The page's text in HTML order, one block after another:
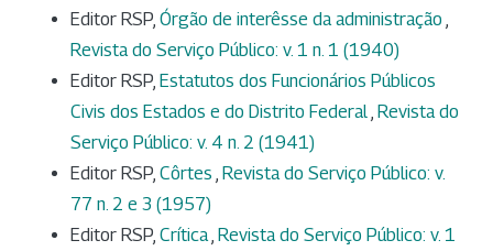
Editor RSP, Órgão de interêsse da administração ,
Revista do Serviço Público: v. 1 n. 1 (1940)
Editor RSP, Estatutos dos Funcionários Públicos
Civis dos Estados e do Distrito Federal, Revista do
Serviço Público: v. 4 n. 2 (1941)
Editor RSP, Côrtes , Revista do Serviço Público: v.
77 n. 2 e 3 (1957)
Editor RSP, Crítica, Revista do Serviço Público: v. 1